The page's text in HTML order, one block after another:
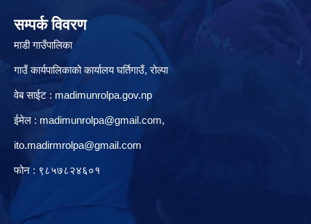
सम्पर्क विवरण
माडी गाउँपालिका
गाउँ कार्यपालिकाको कार्यालय घर्तिगाउँ, रो‍‍ल्पा
वेब साईट : madimunrolpa.gov.np
ईमेल : madimunrolpa@gmail.com,
ito.madirmrolpa@gmail.com
फोन : ९८५७८२४६०१